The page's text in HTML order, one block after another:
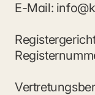
E-Mail: